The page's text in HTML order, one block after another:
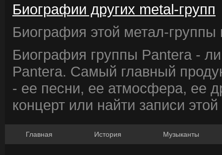
Биографии других metal-групп
Биография этой метал-группы
Биография группы Pantera -
Pantera. Самый главный
- ее песни, ее атмосфера, ее
концерт или найти записи
Главная История Музыканты